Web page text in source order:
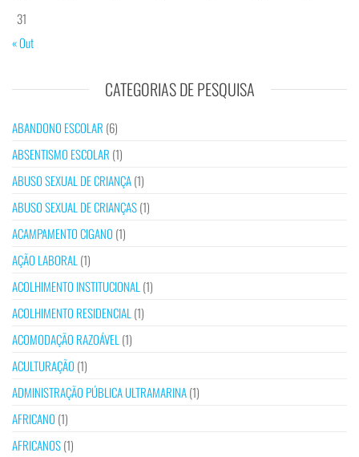
31
« Out
CATEGORIAS DE PESQUISA
ABANDONO ESCOLAR (6)
ABSENTISMO ESCOLAR (1)
ABUSO SEXUAL DE CRIANÇA(1)
ABUSO SEXUAL DE CRIANÇAS(1)
ACAMPAMENTO CIGANO (1)
AÇÃO LABORAL (1)
ACOLHIMENTO INSTITUCIONAL (1)
ACOLHIMENTO RESIDENCIAL (1)
ACOMODAÇÃO RAZOÁVEL (1)
ACULTURAÇÃO (1)
ADMINISTRAÇÃO PÚBLICA ULTRAMARINA(1)
AFRICANO (1)
AFRICANOS(1)